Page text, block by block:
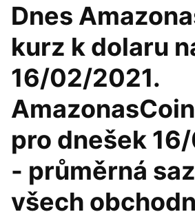
Dnes
kurz k dolaru
16/02/2021.
pro dnešek
- průměrná
všech